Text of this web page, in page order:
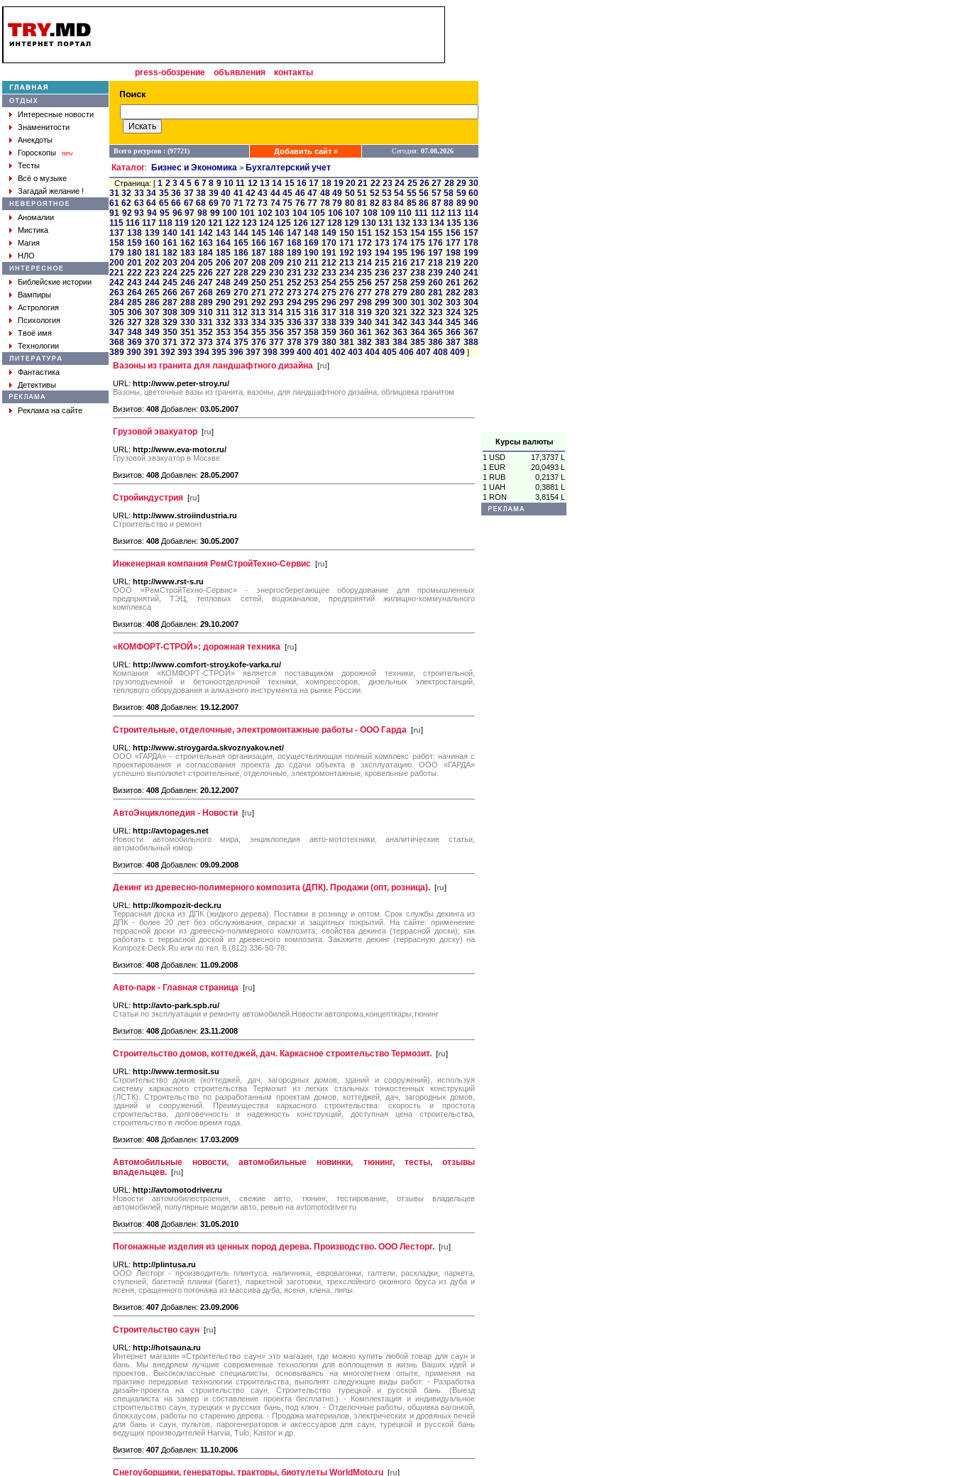
Курсы валюты
1 USD
17,3737 L
1 EUR
20,0493 L
1 RUB
0,2137 L
1 UAH
0,3881 L
1 RON
3,8154 L
press-обозрение объявления контакты
Интересные новости
Знаменитости
Анекдоты
Гороскопы
new
Тесты
Всё о музыке
Загадай желание !
Аномалии
Мистика
Магия
НЛО
Библейские истории
Вампиры
Астрология
Психология
Твоё имя
Технологии
Фантастика
Детективы
Реклама на сайте
Всего ресурсов : (97721) Добавить сайт » Сегодня: 07.08.2026
Каталог: Бизнес и Экономика > Бухгалтерский учет
Страница: [1 2 3 4 5 6 7 8 9 10 11 12 13 14 15 16 17 18 19 20 21 22 23 24 25 26 27 28 29 30
31 32 33 34 35 36 37 38 39 40 41 42 43 44 45 46 47 48 49 50 51 52 53 54 55 56 57 58 59 60
61 62 63 64 65 66 67 68 69 70 71 72 73 74 75 76 77 78 79 80 81 82 83 84 85 86 87 88 89 90
91 92 93 94 95 96 97 98 99 100 101 102 103 104 105 106 107 108 109 110 111 112 113 114
115 116 117 118 119 120 121 122 123 124 125 126 127 128 129 130 131 132 133 134 135 136
137 138 139 140 141 142 143 144 145 146 147 148 149 150 151 152 153 154 155 156 157
158 159 160 161 162 163 164 165 166 167 168 169 170 171 172 173 174 175 176 177 178
179 180 181 182 183 184 185 186 187 188 189 190 191 192 193 194 195 196 197 198 199
200 201 202 203 204 205 206 207 208 209 210 211 212 213 214 215 216 217 218 219 220
221 222 223 224 225 226 227 228 229 230 231 232 233 234 235 236 237 238 239 240 241
242 243 244 245 246 247 248 249 250 251 252 253 254 255 256 257 258 259 260 261 262
263 264 265 266 267 268 269 270 271 272 273 274 275 276 277 278 279 280 281 282 283
284 285 286 287 288 289 290 291 292 293 294 295 296 297 298 299 300 301 302 303 304
305 306 307 308 309 310 311 312 313 314 315 316 317 318 319 320 321 322 323 324 325
326 327 328 329 330 331 332 333 334 335 336 337 338 339 340 341 342 343 344 345 346
347 348 349 350 351 352 353 354 355 356 357 358 359 360 361 362 363 364 365 366 367
368 369 370 371 372 373 374 375 376 377 378 379 380 381 382 383 384 385 386 387 388
389 390 391 392 393 394 395 396 397 398 399 400 401 402 403 404 405 406 407 408 409 ]
Вазоны из гранита для ландшафтного дизайна [ru]
URL: http://www.peter-stroy.ru/
Вазоны, цветочные вазы из гранита, вазоны, для ландшафтного дизайна, облицовка гранитом
Визитов: 408 Добавлен: 03.05.2007
Грузовой эвакуатор [ru]
URL: http://www.eva-motor.ru/
Грузовой эвакуатор в Москве
Визитов: 408 Добавлен: 28.05.2007
Стройиндустрия [ru]
URL: http://www.stroiindustria.ru
Строительство и ремонт
Визитов: 408 Добавлен: 30.05.2007
Инженерная компания РемСтройТехно-Сервис [ru]
URL: http://www.rst-s.ru
ООО «РемСтройТехно-Сервис» - энергосберегающее оборудование для промышленных
предприятий, ТЭЦ, тепловых сетей, водоканалов, предприятий жилищно-коммунального
комплекса
Визитов: 408 Добавлен: 29.10.2007
«КОМФОРТ-СТРОЙ»: дорожная техника [ru]
URL: http://www.comfort-stroy.kofe-varka.ru/
Компания «КОМФОРТ-СТРОЙ» является поставщиком дорожной техники, строительной,
грузоподъемной и бетоноотделочной техники, компрессоров, дизельных электростанций,
теплового оборудования и алмазного инструмента на рынке России.
Визитов: 408 Добавлен: 19.12.2007
Строительные, отделочные, электромонтажные работы - ООО Гарда [ru]
URL: http://www.stroygarda.skvoznyakov.net/
ООО «ГАРДА» - строительная организация, осуществляющая полный комплекс работ: начиная с
проектирования и согласования проекта до сдачи объекта в эксплуатацию. ООО «ГАРДА»
успешно выполняет строительные, отделочные, электромонтажные, кровельные работы.
Визитов: 408 Добавлен: 20.12.2007
АвтоЭнциклопедия - Новости [ru]
URL: http://avtopages.net
Новости автомобильного мира, энциклопедия авто-мототехники, аналитические статьи,
автомобильный юмор
Визитов: 408 Добавлен: 09.09.2008
Декинг из древесно-полимерного композита (ДПК). Продажи (опт, розница). [ru]
URL: http://kompozit-deck.ru
Террасная доска из ДПК (жидкого дерева). Поставки в розницу и оптом. Срок службы декинга из
ДПК - более 20 лет без обслуживания, окраски и защитных покрытий. На сайте: применение
террасной доски из древесно-полимерного композита; свойства декинга (террасной доски); как
работать с террасной доской из древесного композита. Закажите декинг (террасную доску) на
Kompozit-Deck.Ru или по тел. 8 (812) 336-50-78.
Визитов: 408 Добавлен: 11.09.2008
Авто-парк - Главная страница [ru]
URL: http://avto-park.spb.ru/
Статьи по эксплуатации и ремонту автомобилей.Новости автопрома,концепткары,тюнинг
Визитов: 408 Добавлен: 23.11.2008
Строительство домов, коттеджей, дач. Каркасное строительство Термозит. [ru]
URL: http://www.termosit.su
Строительство домов (коттеджей, дач, загородных домов, зданий и сооружений), используя
систему каркасного строительства Термозит из легких стальных тонкостенных конструкций
(ЛСТК). Строительство по разработанным проектам домов, коттеджей, дач, загородных домов,
зданий и сооружений. Преимущества каркасного строительства: скорость и простота
строительства, долговечность и надежность конструкций, доступная цена строительства,
строительство в любое время года.
Визитов: 408 Добавлен: 17.03.2009
Автомобильные новости, автомобильные новинки, тюнинг, тесты, отзывы
владельцев. [ru]
URL: http://avtomotodriver.ru
Новости автомобилестроения, свежие авто, тюнинг, тестирование, отзывы владельцев
автомобилей, популярные модели авто, ревью на avtomotodriver.ru
Визитов: 408 Добавлен: 31.05.2010
Погонажные изделия из ценных пород дерева. Производство. ООО Лесторг. [ru]
URL: http://plintusa.ru
ООО Лесторг - производитель плинтуса, наличника, евровагонки, галтели, раскладки, паркета,
ступеней, багетной планки (багет), паркетной заготовки, трехслойного оконного бруса из дуба и
ясеня, сращенного погонажа из массива дуба, ясеня, клена, липы.
Визитов: 407 Добавлен: 23.09.2006
Строительство саун [ru]
URL: http://hotsauna.ru
Интернет магазин «Строительство саун» это магазин, где можно купить любой товар для саун и
бань. Мы внедряем лучшие современные технологии для воплощения в жизнь Ваших идей и
проектов. Высококлассные специалисты, основываясь на многолетнем опыте, применяя на
практике передовые технологии строительства, выполнят следующие виды работ: - Разработка
дизайн-проекта на строительство саун, Строительство турецкой и русской бань. (Выезд
специалиста на замер и составление проекта бесплатно.) - Комплектация и индивидуальное
строительство саун, турецких и русских бань, под ключ. - Отделочные работы, обшивка вагонкой,
блокхаусом, работы по старению дерева. - Продажа материалов, электрических и дровяных печей
для бань и саун, пультов, парогенераторов и аксессуаров для саун, турецкой и русской бань
ведущих производителей Harvia, Tulo, Kastor и др.
Визитов: 407 Добавлен: 11.10.2006
Снегоуборщики, генераторы, тракторы, биотулеты WorldMoto.ru [ru]